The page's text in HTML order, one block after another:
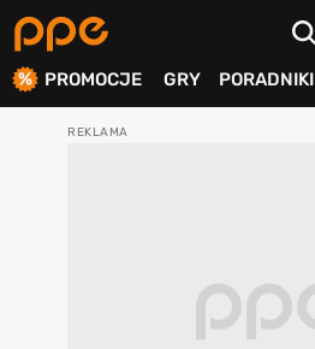
PROMOCJE GRY PORADNIKI